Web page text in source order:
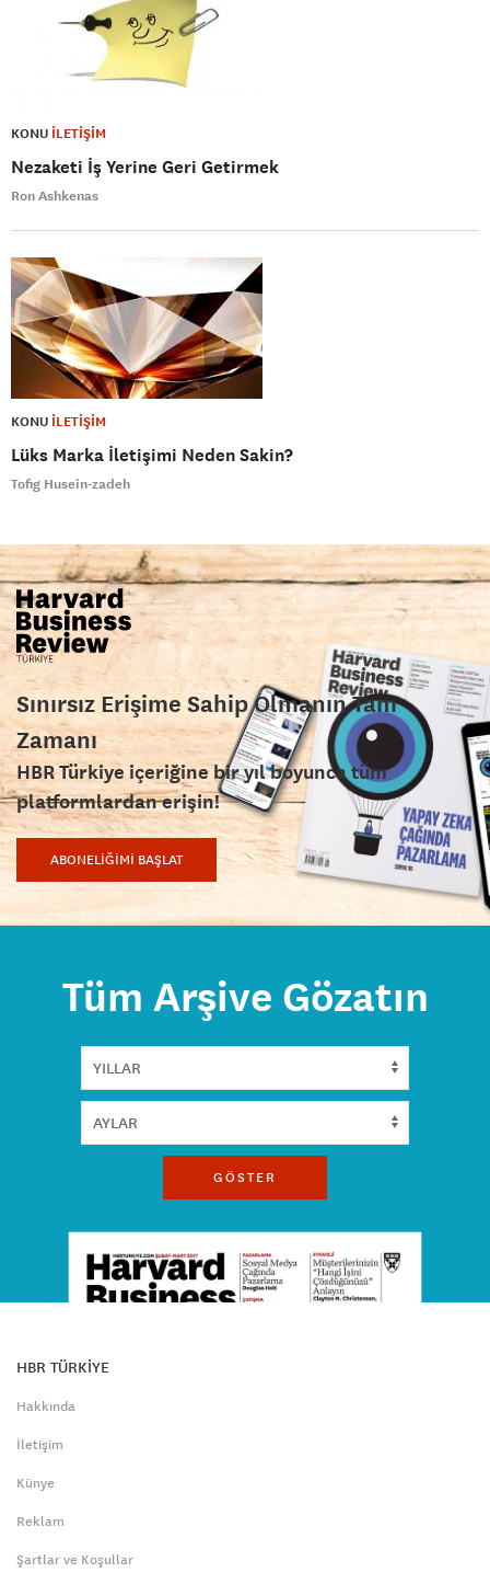
KONU İLETİŞİM
Nezaketi İş Yerine Geri Getirmek
Ron Ashkenas
KONU İLETİŞİM
Lüks Marka İletişimi Neden Sakin?
Tofig Husein-zadeh
Sınırsız Erişime Sahip Olmanın Tam
Zamanı
HBR Türkiye içeriğine bir yıl boyunca tüm
platformlardan erişin!
ABONELİĞİMİ BAŞLAT
Tüm Arşive Gözatın
GÖSTER
HBR TÜRKİYE
Hakkında
İletişim
Künye
Reklam
Şartlar ve Koşullar